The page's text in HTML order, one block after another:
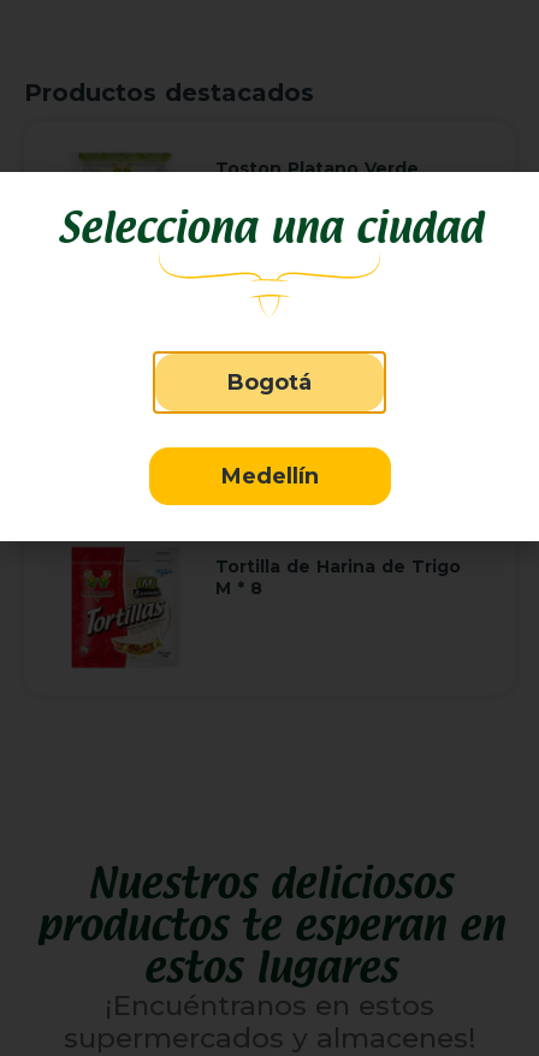
Productos destacados
Toston Platano Verde
Arepa para Rellenar
Tortilla de Harina de Trigo
M * 8
Nuestros deliciosos
productos te esperan en
estos lugares
¡Encuéntranos en estos
supermercados y almacenes!
Selecciona una ciudad
Bogotá
Medellín